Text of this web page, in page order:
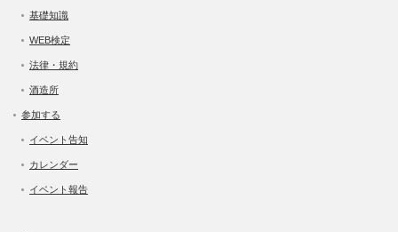
基礎知識
WEB検定
法律・規約
酒造所
参加する
イベント告知
カレンダー
イベント報告